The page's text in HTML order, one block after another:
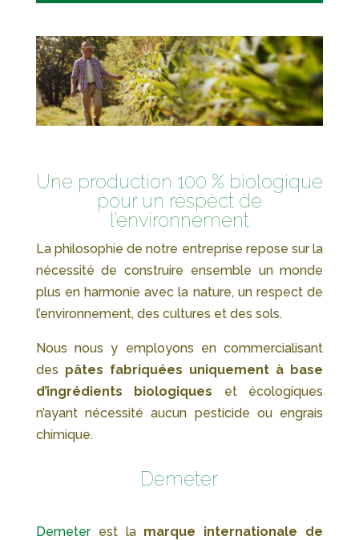
Une production 100 % biologique
pour un respect de
l’environnement
La philosophie de notre entreprise repose sur la
nécessité de construire ensemble un monde
plus en harmonie avec la nature, un respect de
l’environnement, des cultures et des sols.
Nous nous y employons en commercialisant
des pâtes fabriquées uniquement à base
d’ingrédients biologiques et écologiques
n’ayant nécessité aucun pesticide ou engrais
chimique.
Demeter
Demeterest la marque internationale de